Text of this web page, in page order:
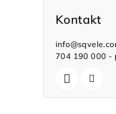
Kontakt
info@
704 190 000 -